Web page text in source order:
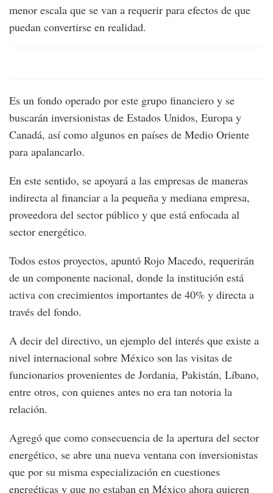
menor escala que se van a requerir para efectos de que
puedan convertirse en realidad.
Es un fondo operado por este grupo financiero y se
buscarán inversionistas de Estados Unidos, Europa y
Canadá, así como algunos en países de Medio Oriente
para apalancarlo.
En este sentido, se apoyará a las empresas de maneras
indirecta al financiar a la pequeña y mediana empresa,
proveedora del sector público y que está enfocada al
sector energético.
Todos estos proyectos, apuntó Rojo Macedo, requerirán
de un componente nacional, donde la institución está
activa con crecimientos importantes de 40% y directa a
través del fondo.
A decir del directivo, un ejemplo del interés que existe a
nivel internacional sobre México son las visitas de
funcionarios provenientes de Jordania, Pakistán, Líbano,
entre otros, con quienes antes no era tan notoria la
relación.
Agregó que como consecuencia de la apertura del sector
energético, se abre una nueva ventana con inversionistas
que por su misma especialización en cuestiones
energéticas y que no estaban en México ahora quieren